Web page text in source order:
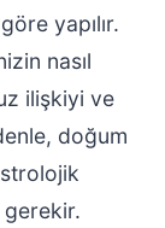
yapılır.
nasıl
ilişkiyi ve
doğum
gerekir.